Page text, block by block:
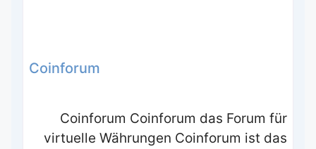
Coinforum
Coinforum Coinforum das Forum für
virtuelle Währungen Coinforum ist das